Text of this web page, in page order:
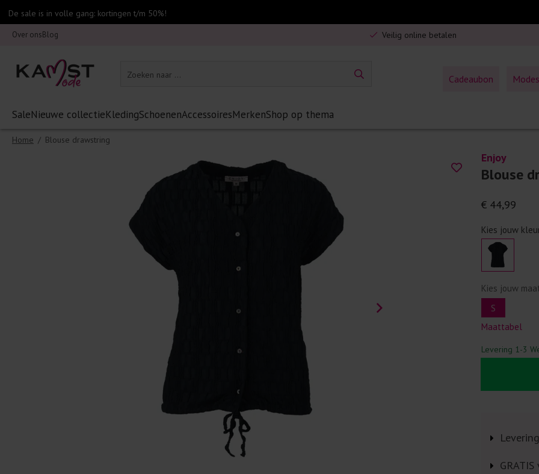
De sale is in volle gang: kortingen t/m 50%!
Over onsBlog
Veilig online betalen
Gratis verzending in Nederland vanaf €75,-
Cadeaubon
SaleNieuwe collectieKledingSchoenenAccessoiresMerkenShop op thema
Home / Blouse drawstring
Enjoy
Blouse
€ 44,99
Kies jouw
Kies jouw
S
Maattabel
Levering 1-3